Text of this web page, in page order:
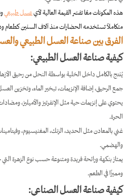
هذه المكونات معًا تفسّر القيمة العالية لأيعسل طبيعي
متكاملاً تستخدمه الحضارات منذ آلاف السنين كطعام
الفرق بين صناعة العسل الطبيعي
كيفية صناعة العسل الطبيعي:
يُنتج بالكامل داخل الخلية بواسطة النحل من رحيق
جمع الرحيق، إضافة الإنزيمات، تبخير الماء، وتخزين
يحتوي على إنزيمات حية مثل الإنفرتيز والأميليز،
الحرة.
والهضمي.
يمتاز بنكهة ورائحة فريدة ومتنوعة حسب نوع الزهرة
ومميزًا في الطعم.
كيفية صناعة العسل الصناعي: